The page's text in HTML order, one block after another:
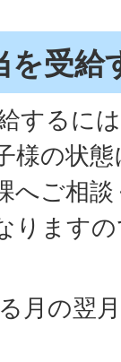
を受給
するに
様の状
へご相
ります
月の翌